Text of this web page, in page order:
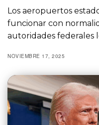
Los aeropuertos
funcionar con
autoridades federales
NOVIEMBRE 17, 2025